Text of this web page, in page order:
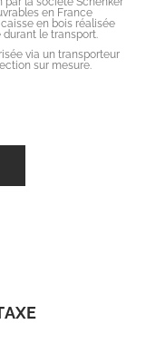
en France
en bois réalisée
le transport.
via un transporteur
sur mesure.